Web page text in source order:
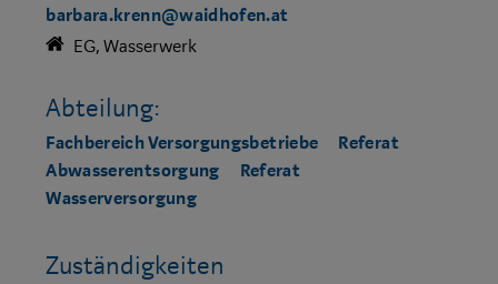
barbara.krenn@waidhofen.at
EG, Wasserwerk
Abteilung:
Fachbereich Versorgungsbetriebe
Referat
Abwasserentsorgung
Referat
Wasserversorgung
Zuständigkeiten